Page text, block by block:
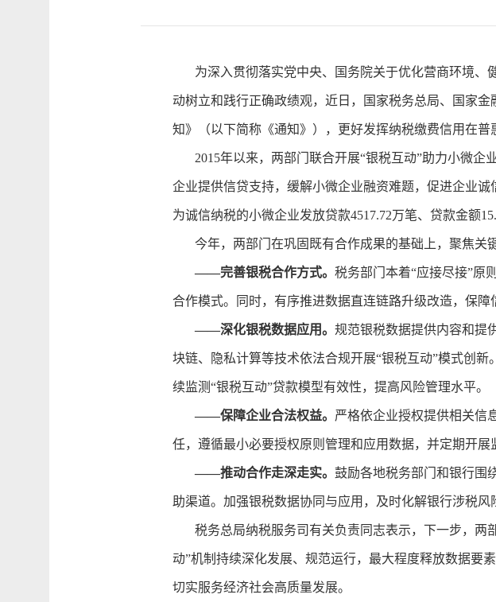
为深入贯彻落实党中央、国务院关于优化营商环境、
动树立和践行正确政绩观，近日，国家税务总局、国家
知》（以下简称《通知》），更好发挥纳税缴费信用在
2015年以来，两部门联合开展“银税互动”助力小微企
企业提供信贷支持，缓解小微企业融资难题，促进企业
为诚信纳税的小微企业发放贷款4517.72万笔、贷款金额
今年，两部门在巩固既有合作成果的基础上，聚焦关
——完善银税合作方式。 税务部门本着“应接尽接”原
合作模式。同时，有序推进数据直连链路升级改造，保障
——深化银税数据应用。 规范银税数据提供内容和提
块链、隐私计算等技术依法合规开展“银税互动”模式创
续监测“银税互动”贷款模型有效性，提高风险管理水平。
——保障企业合法权益。 严格依企业授权提供相关信
任，遵循最小必要授权原则管理和应用数据，并定期开展
——推动合作走深走实。 鼓励各地税务部门和银行围
助渠道。加强银税数据协同与应用，及时化解银行涉税
税务总局纳税服务司有关负责同志表示，下一步，两
动”机制持续深化发展、规范运行，最大程度释放数据要
切实服务经济社会高质量发展。